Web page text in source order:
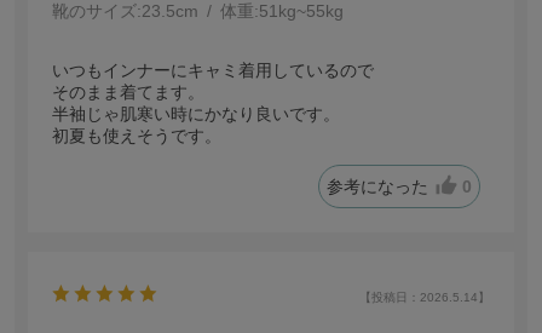
靴のサイズ:23.5cm 体重:51kg~55kg
いつもインナーにキャミ着用しているので
そのまま着てます。
半袖じゃ肌寒い時にかなり良いです。
初夏も使えそうです。
参考になった 0
【投稿日：2026.5.14】